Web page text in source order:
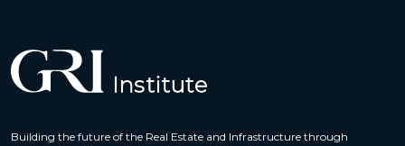
Building the future of the Real Estate and Infrastructure through